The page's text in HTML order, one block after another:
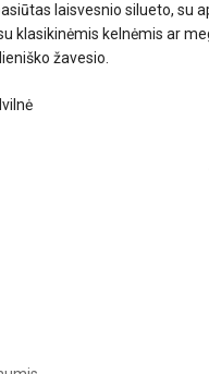
laisvesnio silueto, su
klasikinėmis kelnėmis ar
žavesio.